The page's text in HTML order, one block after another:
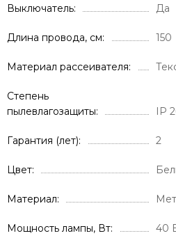
Выключатель Да
Длина провода, см 150
Материал рассеивателя
Степень
пылевлагозащиты
IP
Гарантия (лет) 2
Цвет
Материал
Мощность лампы, Вт 40